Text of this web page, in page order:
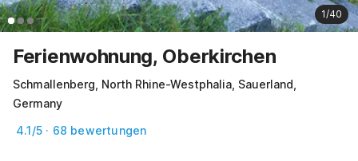
1/40
Ferienwohnung, Oberkirchen
Schmallenberg, North Rhine-Westphalia, Sauerland,
Germany
4.1/5 · 68 bewertungen